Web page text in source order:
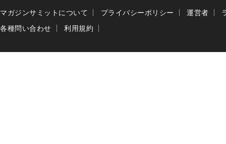
マガジンサミットについて プライバシーポリシー 運営者
各種問い合わせ
利用規約